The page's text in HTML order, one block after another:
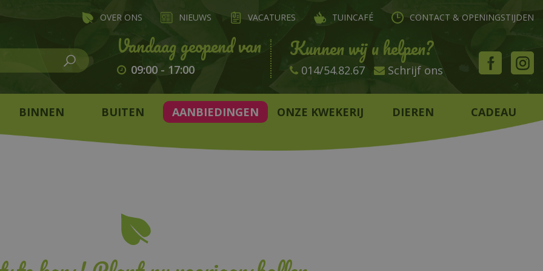
OVER ONS NIEUWS VACATURES TUINCAFÉ CONTACT & OPENINGSTIJDEN
09:00- 17:00
Kunnen wij u helpen?
014/54.82.67 Schrijf ons
BINNEN BUITEN AANBIEDINGEN ONZE KWEKERIJ DIEREN CADEAU